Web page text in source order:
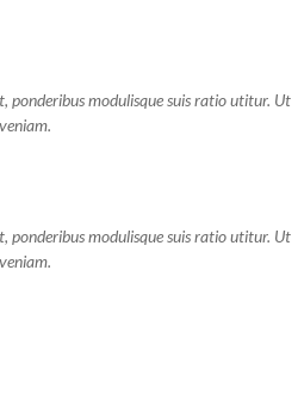
ponderibus modulisque suis ratio utitur. Ut
ponderibus modulisque suis ratio utitur. Ut